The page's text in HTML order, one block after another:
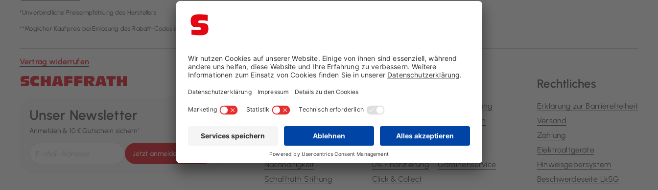
*Unverbindliche Preisempfehlung des Herstellers
**Möglicher Kaufpreis bei Einlösung des Rabatt-Codes im Warenkorb
Vertrag widerrufen
Unser Newsletter
Anmelden & 10 € Gutschein sichern¹
Jetzt anmelden
Unsere Geschichte
Ausbildung
Auszeichnungen
Nachhaltigkeit
Schaffrath Stiftung
Service & Filialen
Filialen
Beratungstermin
0% Finanzierung
Click & Collect
Küchenplanung
Bewertungen
Lavazza Bar
Gardinenservice
Rechtliches
Erklärung zur Barrierefreiheit
Versand
Zahlung
Elektroaltgeräte
Hinweisgebersystem
Beschwerdeseite LkSG